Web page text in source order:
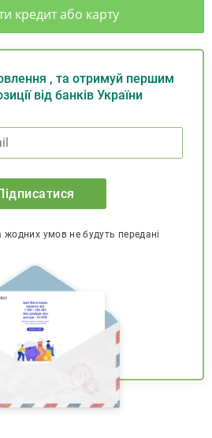
кредит або карту
, та отримуй першим
від банків України
жодних умов не будуть передані